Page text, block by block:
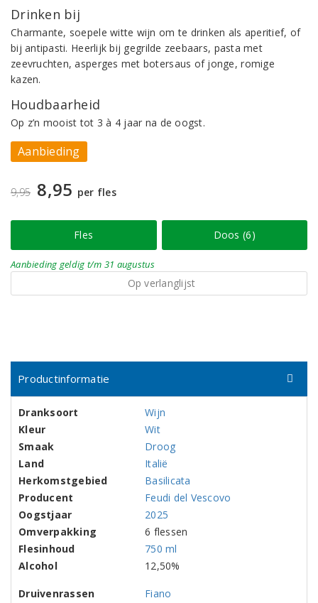
Drinken bij
Charmante, soepele witte wijn om te drinken als aperitief, of
bij antipasti. Heerlijk bij gegrilde zeebaars, pasta met
zeevruchten, asperges met botersaus of jonge, romige
kazen.
Houdbaarheid
Op z’n mooist tot 3 à 4 jaar na de oogst.
Aanbieding
9,95 8,95 per fles
Fles Doos (6)
Aanbieding geldig t/m 31 augustus
Op verlanglijst
Productinformatie
Dranksoort
Wijn
Kleur
Wit
Smaak
Droog
Land
Italië
Herkomstgebied
Basilicata
Producent
Feudi del Vescovo
Oogstjaar
2025
Omverpakking
6 flessen
Flesinhoud
750 ml
Alcohol
12,50%
Druivenrassen
Fiano